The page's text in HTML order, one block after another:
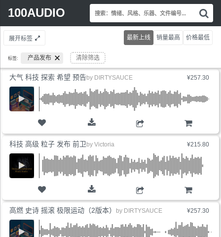
100AUDIO
Search
索
情
绪
乐
文
展开标签
标签: 产品发布 清除筛选
最新上线 销量最高 价格最低
¥257.30
大气 科技 探索 希望 预告by DIRTYSAUCE
¥215.80
购物车
科技 高级 粒子 发布 前卫 by Victoria
¥257.30
高燃 史诗 摇滚 极限运动（2版本） by DIRTYSAUCE